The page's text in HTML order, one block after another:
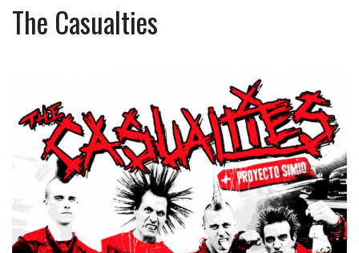
The Casualties